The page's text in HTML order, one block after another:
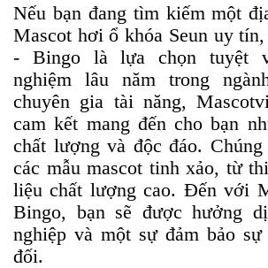
Nếu bạn đang tìm kiếm một
Mascot hơi ổ khóa Seun uy
- Bingo là lựa chọn tuyệt
nghiệm lâu năm trong
chuyên gia tài năng,
cam kết mang đến cho bạn
chất lượng và độc đáo.
các mẫu mascot tinh xảo, từ
liệu chất lượng cao. Đến với
Bingo, bạn sẽ được hưởng
nghiệp và một sự đảm bảo
đối.